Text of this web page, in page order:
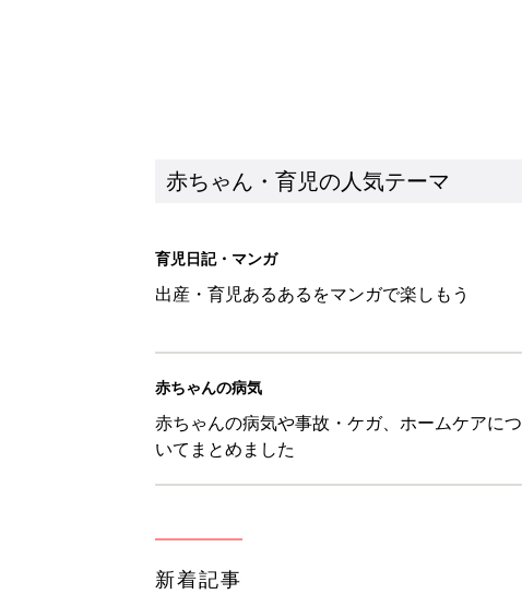
赤ちゃん・育児の人気テーマ
育児日記・マンガ
出産・育児あるあるをマンガで楽しもう
赤ちゃんの病気
赤ちゃんの病気や事故・ケガ、ホームケアにつ
いてまとめました
新着記事